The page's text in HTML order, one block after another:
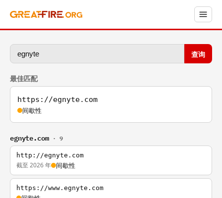
查询
最佳匹配
https://egnyte.com
间歇性
egnyte.com · 9
http://egnyte.com
截至 2026 年 间歇性
https://www.egnyte.com